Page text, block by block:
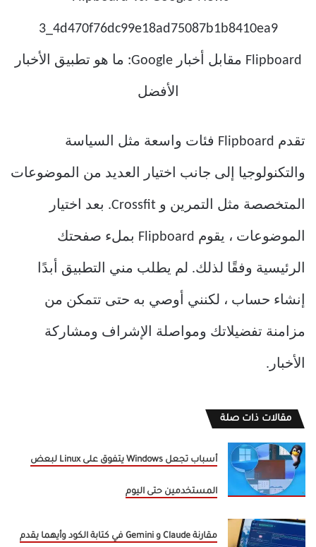
تقدم Flipboard فئات واسعة مثل السياسة
والتكنولوجيا إلى جانب اختيار العديد من الموضوعات
المتخصصة مثل التمرين و Crossfit. بعد اختيار
الموضوعات ، يقوم Flipboard بملء صفحتك
الرئيسية وفقًا لذلك. لم يطلب مني التطبيق أبدًا
إنشاء حساب ، لكنني أوصي به حتى تتمكن من
مزامنة تفضيلاتك ومواصلة الإشراف ومشاركة
الأخبار.
مقالات ذات صلة
أسباب تجعل Windows يتفوق على Linux لبعض
المستخدمين حتى اليوم
مقارنة Claude و Gemini في كتابة الكود وأيهما يقدم